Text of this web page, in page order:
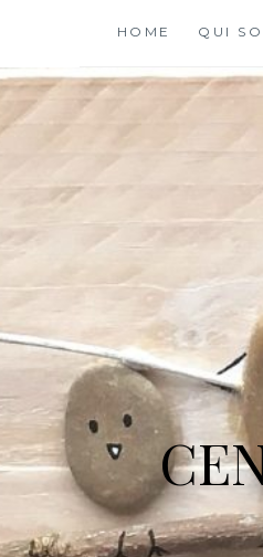
content
HOME QUI